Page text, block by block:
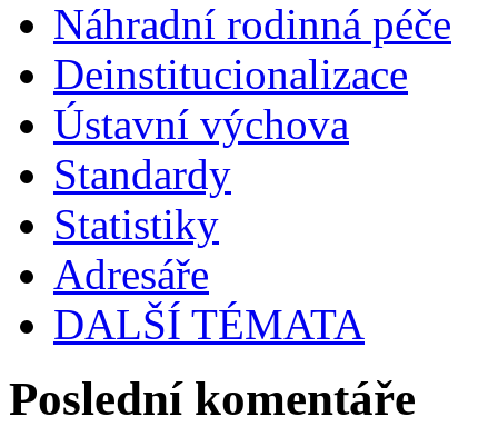
Náhradní rodinná péče
Deinstitucionalizace
Ústavní výchova
Standardy
Statistiky
Adresáře
DALŠÍ TÉMATA
Poslední komentáře